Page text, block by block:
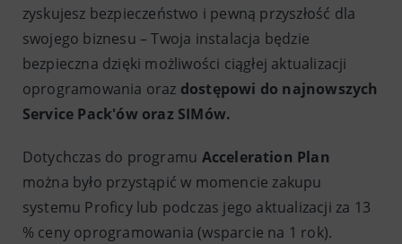
zyskujesz bezpieczeństwo i pewną przyszłość dla
swojego biznesu – Twoja instalacja będzie
bezpieczna dzięki możliwości ciągłej aktualizacji
oprogramowania oraz dostępowi do najnowszych
Service Pack'ów oraz SIMów.
Dotychczas do programu Acceleration Plan
można było przystąpić w momencie zakupu
systemu Proficy lub podczas jego aktualizacji za 13
% ceny oprogramowania (wsparcie na 1 rok).